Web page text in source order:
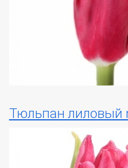
Тюльпан лиловый